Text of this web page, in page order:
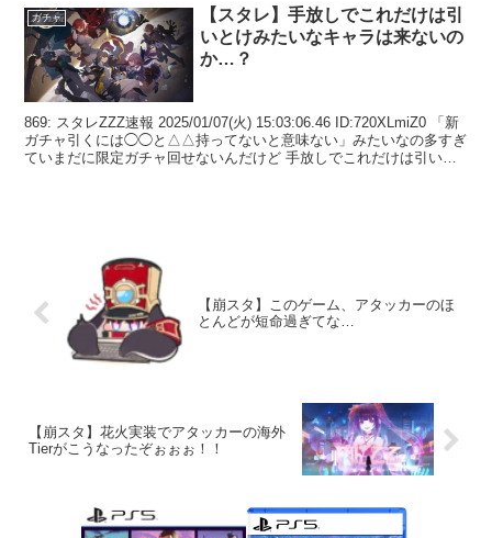
ガチャ
【スタレ】手放しでこれだけは引
いとけみたいなキャラは来ないの
か…？
869: スタレZZZ速報 2025/01/07(火) 15:03:06.46 ID:720XLmiZ0 「新
ガチャ引くには◯◯と△△持ってないと意味ない」みたいなの多すぎ
ていまだに限定ガチャ回せないんだけど 手放しでこれだけは引いと
【崩スタ】このゲーム、アタッカーのほ
とんどが短命過ぎてな…
【崩スタ】花火実装でアタッカーの海外
Tierがこうなったぞぉぉぉ！！